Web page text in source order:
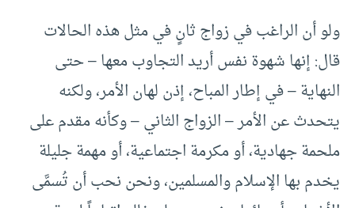
ولو أن الراغب في زواج ثانٍ في مثل هذه الحالات
قال: إنها شهوة نفس أريد التجاوب معها – حتى
النهاية – في إطار المباح، إذن لهان الأمر، ولكنه
يتحدث عن الأمر – الزواج الثاني – وكأنه مقدم على
ملحمة جهادية، أو مكرمة اجتماعية، أو مهمة جليلة
يخدم بها الإسلام والمسلمين، ونحن نحب أن تُسمَّى